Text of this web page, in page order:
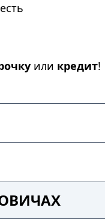
или кредит!